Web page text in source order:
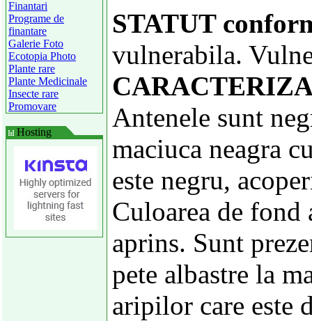
Finantari
Programe de
finantare
Galerie Foto
Ecotopia Photo
Plante rare
Plante Medicinale
Insecte rare
Promovare
Hosting
STATUT
vulnerabila.
Antenele sunt
maciuca neagra
este negru,
Culoarea de fond
aprins. Sunt
pete albastre la
aripilor care este